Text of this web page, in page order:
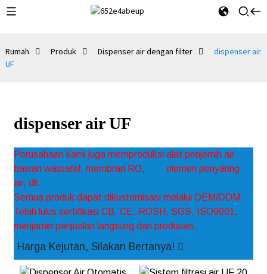
Rumah Produk Dispenser air dengan filter
dispenser air
UF
dispenser air UF
Perusahaan kami juga memproduksi alat penjernih air
bawah wastafel, membran RO,
elemen penyaring
air, dll.
Semua produk dapat dikustomisasi melalui OEM/ODM.
Telah lulus sertifikasi CB, CE, ROSH, SGS, ISO9001,
menjamin penjualan langsung dari produsen.
Harga Kejutan, Silakan Bertanya!